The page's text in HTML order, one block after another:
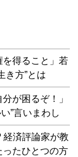
を得ること」若
き方”とは
が困るぞ！」
”言いまわし
経済評論家が教
ったひとつの方